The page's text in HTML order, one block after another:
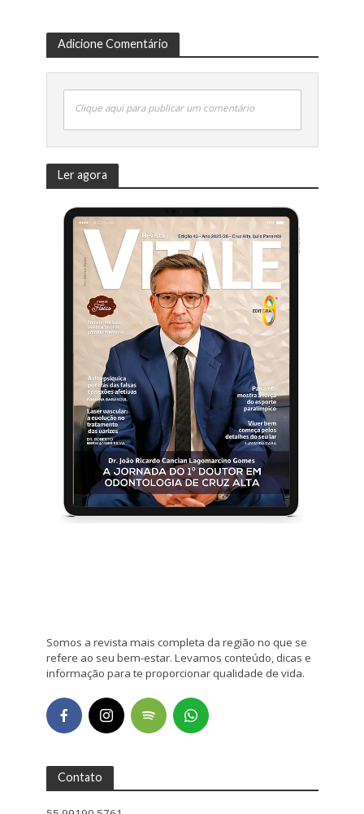
Adicione Comentário
Clique aqui para publicar um comentário
Ler agora
Somos a revista mais completa da região no que se
refere ao seu bem-estar. Levamos conteúdo, dicas e
informação para te proporcionar qualidade de vida.
Contato